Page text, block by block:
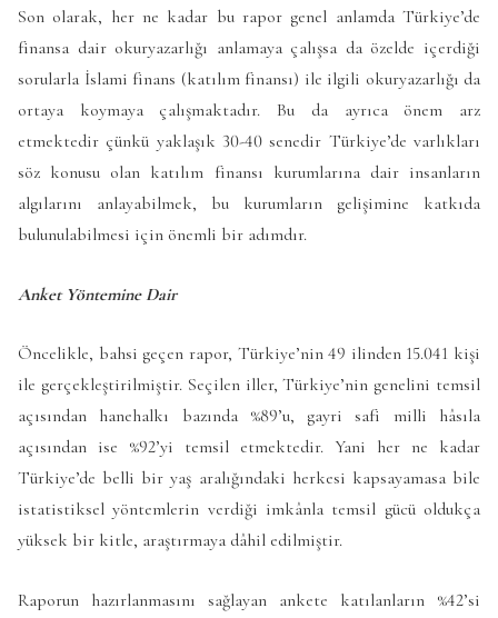
Son olarak, her ne kadar bu rapor genel anlamda Türkiye’de
finansa dair okuryazarlığı anlamaya çalışsa da özelde içerdiği
sorularla İslami finans (katılım finansı) ile ilgili okuryazarlığı da
ortaya koymaya çalışmaktadır. Bu da ayrıca önem arz
etmektedir çünkü yaklaşık 30-40 senedir Türkiye’de varlıkları
söz konusu olan katılım finansı kurumlarına dair insanların
algılarını anlayabilmek, bu kurumların gelişimine katkıda
bulunulabilmesi için önemli bir adımdır.
Anket Yöntemine Dair
Öncelikle, bahsi geçen rapor, Türkiye’nin 49 ilinden 15.041 kişi
ile gerçekleştirilmiştir. Seçilen iller, Türkiye’nin genelini temsil
açısından hanehalkı bazında %89’u, gayri safi milli hâsıla
açısından ise %92’yi temsil etmektedir. Yani her ne kadar
Türkiye’de belli bir yaş aralığındaki herkesi kapsayamasa bile
istatistiksel yöntemlerin verdiği imkânla temsil gücü oldukça
yüksek bir kitle, araştırmaya dâhil edilmiştir.
Raporun hazırlanmasını sağlayan ankete katılanların %42’si